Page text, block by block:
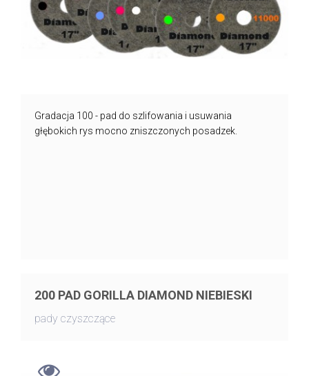
Gradacja 100 - pad do szlifowania i usuwania
głębokich rys mocno zniszczonych posadzek.
200 PAD GORILLA DIAMOND NIEBIESKI
pady czyszczące